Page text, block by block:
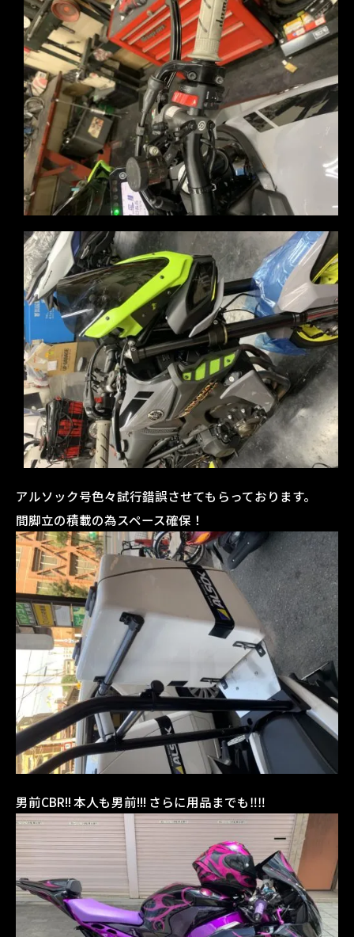
アルソック号色々試行錯誤させてもらっております。
間脚立の積載の為スペース確保！
男前CBR!! 本人も男前!!! さらに用品までも‼︎‼︎